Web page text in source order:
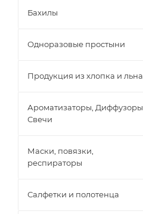
Бахилы
Одноразовые простыни
Продукция из хлопка и льна
Ароматизаторы, Диффузоры,
Свечи
Маски, повязки,
респираторы
Салфетки и полотенца